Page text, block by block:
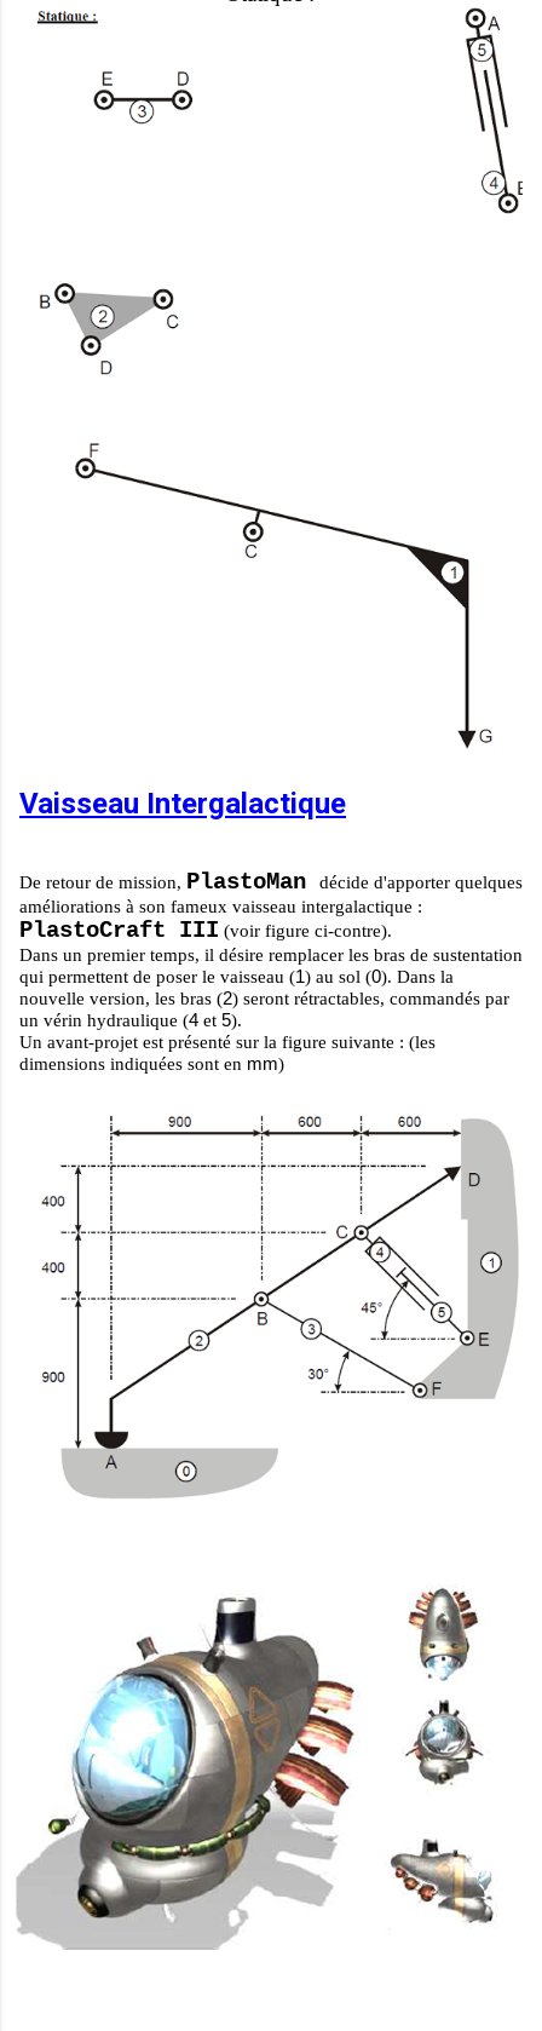
Vaisseau Intergalactique
De retour de mission, PlastoMan
décide d'apporter quelques
améliorations à son fameux vaisseau intergalactique :
PlastoCraft III (voir figure ci-contre).
Dans un premier temps, il désire remplacer les bras de sustentation
qui permettent de poser le vaisseau (1) au sol (0). Dans la
nouvelle version, les bras (2) seront rétractables, commandés par
un vérin hydraulique (4 et 5).
Un avant-projet est présenté sur la figure suivante : (les
dimensions indiquées sont en mm)